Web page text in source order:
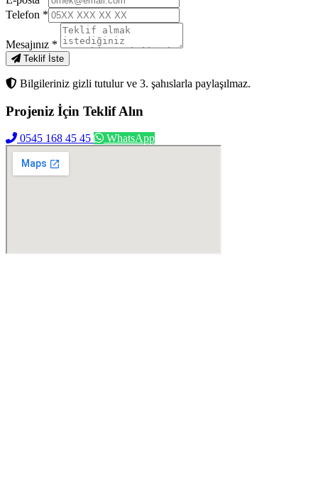
Telefon *
Mesajınız *
Teklif İste
Bilgileriniz gizli tutulur ve 3. şahıslarla paylaşılmaz.
Projeniz İçin Teklif Alın
0545 168 45 45 WhatsApp